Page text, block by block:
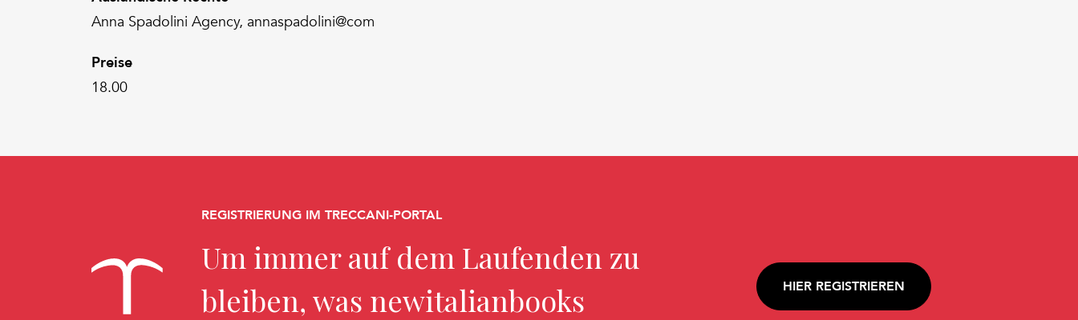
Anna Spadolini Agency, annaspadolini@com
Preise
18.00
REGISTRIERUNG IM TRECCANI-PORTAL
Um immer auf dem Laufenden zu
bleiben, was newitalianbooks
HIER REGISTRIEREN